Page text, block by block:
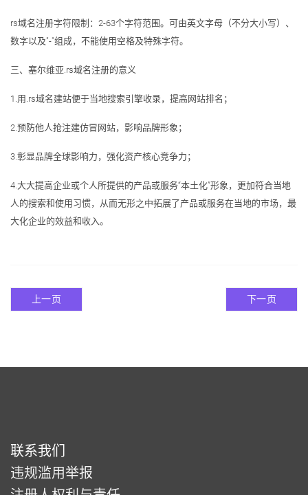
rs域名注册字符限制：2-63个字符范围。可由英文字母（不分大小写）、
数字以及"-"组成，不能使用空格及特殊字符。
三、塞尔维亚.rs域名注册的意义
1.用.rs域名建站便于当地搜索引擎收录，提高网站排名；
2.预防他人抢注建仿冒网站，影响品牌形象；
3.彰显品牌全球影响力，强化资产核心竞争力；
4.大大提高企业或个人所提供的产品或服务“本土化”形象，更加符合当地
人的搜索和使用习惯，从而无形之中拓展了产品或服务在当地的市场，最
大化企业的效益和收入。
上一页 下一页
联系我们
违规滥用举报